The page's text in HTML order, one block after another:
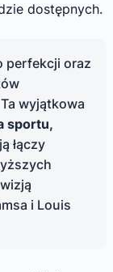
dostępnych.
perfekcji oraz
wyjątkowa
sportu,
łączy
i Louis